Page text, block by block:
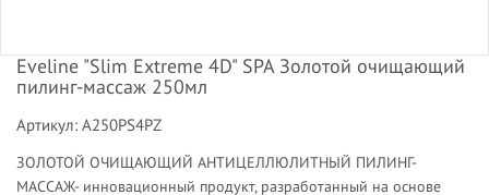
Eveline "Slim Extreme 4D" SPA Золотой очищающий
пилинг-массаж 250мл
Артикул: A250PS4PZ
ЗОЛОТОЙ ОЧИЩАЮЩИЙ АНТИЦЕЛЛЮЛИТНЫЙ ПИЛИНГ-
МАССАЖ- инновационный продукт, разработанный на основе